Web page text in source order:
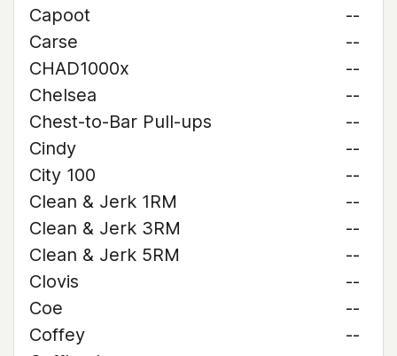
Capoot
--
Carse
--
CHAD1000x
--
Chelsea
--
Chest-to-Bar Pull-ups
--
Cindy
--
City 100
--
Clean & Jerk 1RM
--
Clean & Jerk 3RM
--
Clean & Jerk 5RM
--
Clovis
--
Coe
--
Coffey
--